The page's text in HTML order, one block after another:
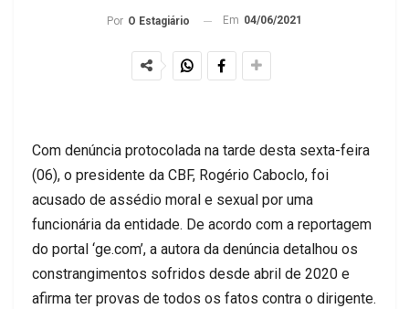
Por O Estagiário Em 04/06/2021
Com denúncia protocolada na tarde desta sexta-feira
(06), o presidente da CBF, Rogério Caboclo, foi
acusado de assédio moral e sexual por uma
funcionária da entidade. De acordo com a reportagem
do portal ‘ge.com’, a autora da denúncia detalhou os
constrangimentos sofridos desde abril de 2020 e
afirma ter provas de todos os fatos contra o dirigente.